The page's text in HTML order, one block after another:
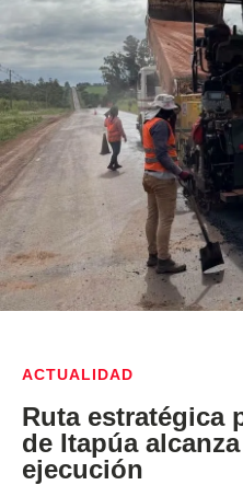
ACTUALIDAD
Ruta estratégica
de Itapúa
ejecución